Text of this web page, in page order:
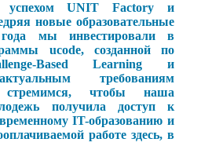
UNIT Factory и
новые образовательные
мы инвестировали в
ucode, созданной по
Based Learning и
требованиям
чтобы наша
получила доступ к
IT-образованию и
работе здесь, в